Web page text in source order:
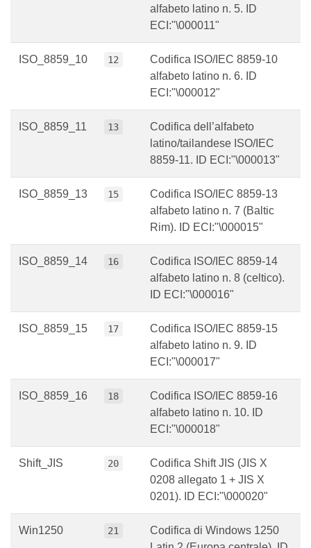
alfabeto latino n. 5. ID
ECI:"\000011"
ISO_8859_10 12
Codifica ISO/IEC 8859-10
alfabeto latino n. 6. ID
ECI:"\000012"
ISO_8859_11 13
Codifica dell’alfabeto
latino/tailandese ISO/IEC
8859-11. ID ECI:"\000013"
ISO_8859_13 15
Codifica ISO/IEC 8859-13
alfabeto latino n. 7 (Baltic
Rim). ID ECI:"\000015"
ISO_8859_14 16
Codifica ISO/IEC 8859-14
alfabeto latino n. 8 (celtico).
ID ECI:"\000016"
ISO_8859_15 17
Codifica ISO/IEC 8859-15
alfabeto latino n. 9. ID
ECI:"\000017"
ISO_8859_16 18
Codifica ISO/IEC 8859-16
alfabeto latino n. 10. ID
ECI:"\000018"
Shift_JIS 20
Codifica Shift JIS (JIS X
0208 allegato 1 + JIS X
0201). ID ECI:"\000020"
Win1250 21
Codifica di Windows 1250